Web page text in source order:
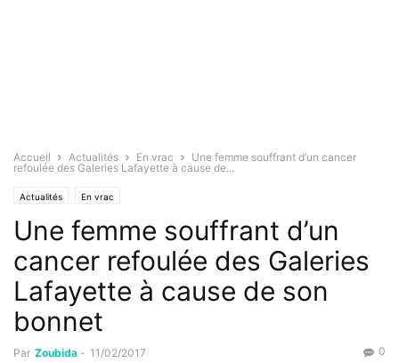
Accueil Actualités En vrac
Une femme souffrant d’un cancer
refoulée des Galeries Lafayette à cause de...
Actualités En vrac
Une femme souffrant d’un
cancer refoulée des Galeries
Lafayette à cause de son
bonnet
Par Zoubida - 11/02/2017 0